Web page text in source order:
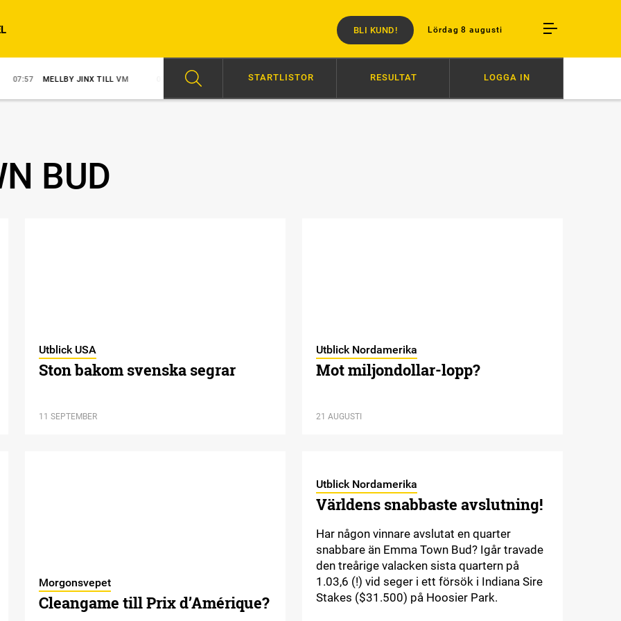
Lördag 8 augusti
BLI KUND!
JINX TILL VM 07:40 TRIPPEL FÖR SVANSTEDT 09:46 GOCCIADORO DOMINERADE MUSCLE MASS DOMINERADE
STARTLISTOR RESULTAT LOGGA IN
BUD
Utblick USA
Ston bakom svenska segrar
11 SEPTEMBER
Utblick Nordamerika
Mot miljondollar-lopp?
21 AUGUSTI
Morgonsvepet
Cleangame till Prix d’Amérique?
Utblick Nordamerika
Världens snabbaste avslutning!
Har någon vinnare avslutat en quarter
snabbare än Emma Town Bud? Igår travade
den treårige valacken sista quartern på
1.03,6 (!) vid seger i ett försök i Indiana Sire
Stakes ($31.500) på Hoosier Park.